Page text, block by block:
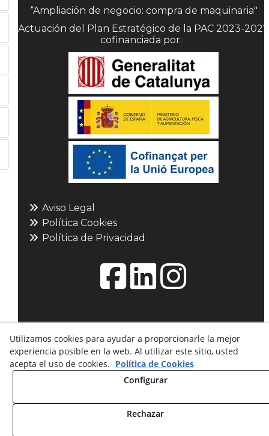
“Ampliación de negocio: compra de maquinaria"
Actuación del Plan Estratégico de la PAC 2023-2027
cofinanciada por:
Aviso Legal
Política Cookies
Política de Privacidad
© 08/2026 L'ESFERA: Maquetisme i
Utilizamos cookies para ayudar a proporcionarle la mejor
experiencia posible en la web. Al utilizar este sitio, usted
acepta el uso de cookies. Política de Cookies
Configurar
Rechazar